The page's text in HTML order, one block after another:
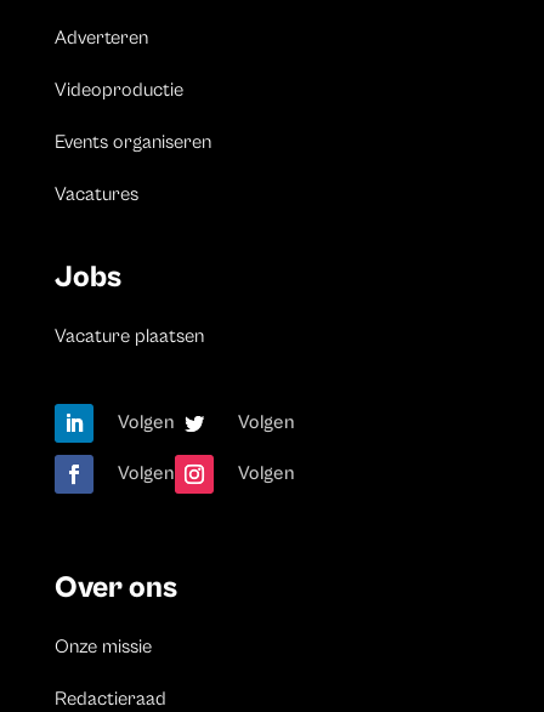
Adverteren
Videoproductie
Events organiseren
Vacatures
Jobs
Vacature plaatsen
Volgen Volgen
Volgen Volgen
Over ons
Onze missie
Redactieraad